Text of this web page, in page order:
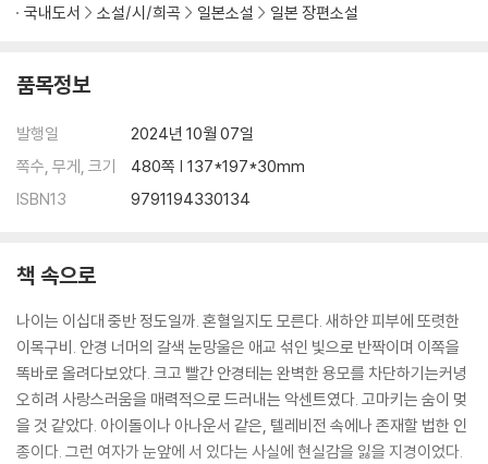
국내도서
소설/시/희곡 일본소설 일본 장편소설
품목정보
발행일
2024년 10월 07일
쪽수, 무게, 크기
480쪽 | 137*197*30mm
ISBN13
9791194330134
책 속으로
나이는 이십대 중반 정도일까. 혼혈일지도 모른다. 새하얀 피부에 또렷한
이목구비. 안경 너머의 갈색 눈망울은 애교 섞인 빛으로 반짝이며 이쪽을
똑바로 올려다보았다. 크고 빨간 안경테는 완벽한 용모를 차단하기는커녕
오히려 사랑스러움을 매력적으로 드러내는 악센트였다. 고마키는 숨이 멎
을 것 같았다. 아이돌이나 아나운서 같은, 텔레비전 속에나 존재할 법한 인
종이다. 그런 여자가 눈앞에 서 있다는 사실에 현실감을 잃을 지경이었다.